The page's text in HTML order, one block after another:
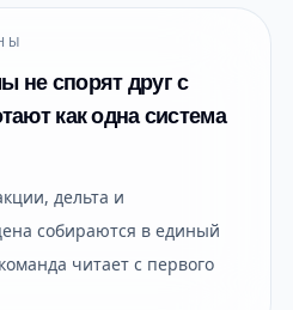
не спорят друг с
как одна система
дельта и
собираются в единый
читает с первого